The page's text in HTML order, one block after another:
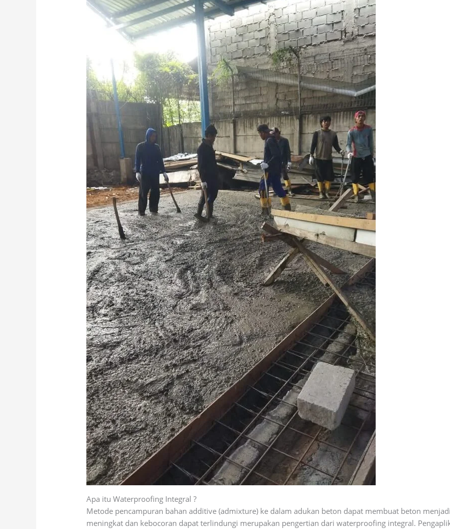
Apa itu Waterproofing Integral ?
Metode pencampuran bahan additive (admixture) ke dalam adukan beton dapat membuat beton
meningkat dan kebocoran dapat terlindungi merupakan pengertian dari waterproofing integral.